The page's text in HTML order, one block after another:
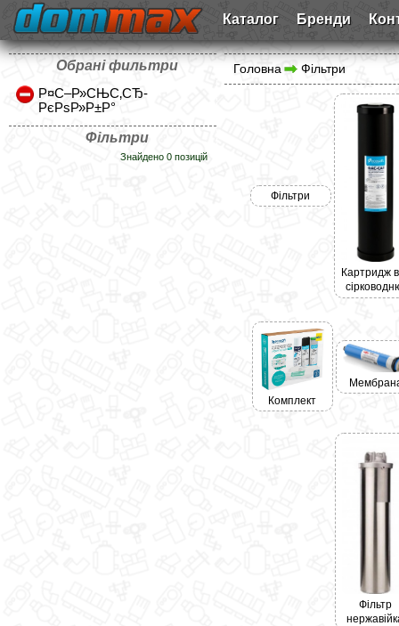
Каталог Бренди
Обрані фильтри
Р¤С–Р»СЊС‚СЂ-
РєРѕР»Р±Р°
Фільтри
Знайдено 0 позицій
Головна Фільтри
Фільтри
Картридж
Комплект
Фільтр